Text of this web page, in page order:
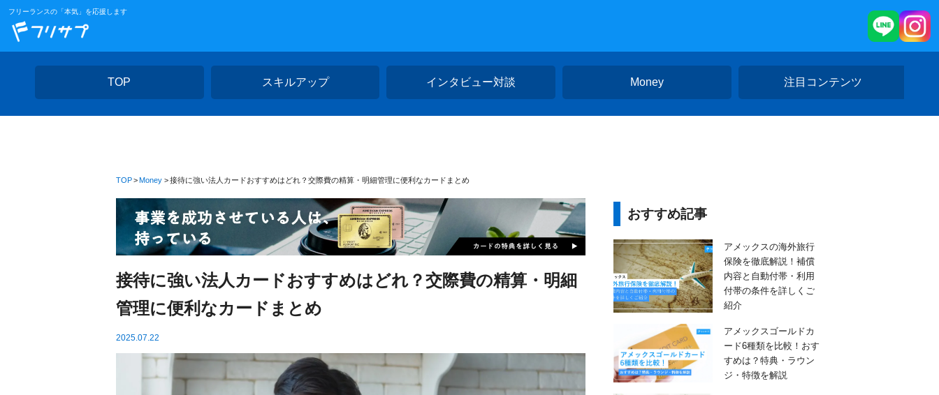
フリーランスの「本気」を応援します
TOP スキルアップ インタビュー対談 Money 注目コンテンツ
TOP Money 接待に強い法人カードおすすめはどれ？交際費の精算・明細管理に便利なカードまとめ
接待に強い法人カードおすすめはどれ？交際費の精算・明細
管理に便利なカードまとめ
2025.07.22
おすすめ記事
アメックスの海外旅行
保険を徹底解説！補償
内容と自動付帯・利用
付帯の条件を詳しくご
紹介
アメックスゴールドカ
ード6種類を比較！おす
すめは？特典・ラウン
ジ・特徴を解説